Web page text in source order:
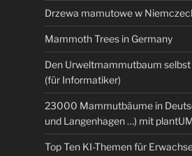
Drzewa mamutowe w
Mammoth Trees in Germany
Den Urweltmammutbaum
(für Informatiker)
23000 Mammutbäume in
und Langenhagen …) mit
Top Ten KI-Themen für